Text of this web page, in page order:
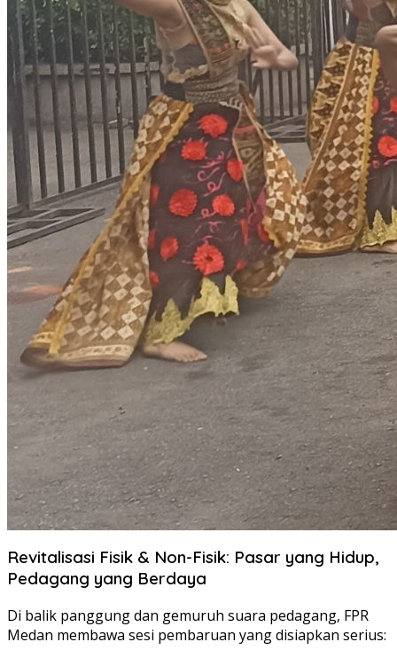
Revitalisasi Fisik & Non-Fisik: Pasar yang Hidup,
Pedagang yang Berdaya
Di balik panggung dan gemuruh suara pedagang, FPR
Medan membawa sesi pembaruan yang disiapkan serius: